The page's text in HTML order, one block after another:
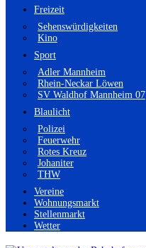
Freizeit
Sehenswürdigkeiten
Kino
Sport
Adler Mannheim
Rhein-Neckar Löwen
SV Waldhof Mannheim 07
Blaulicht
Polizei
Feuerwehr
Rotes Kreuz
Johaniter
THW
Vereine
Wohnungsmarkt
Stellenmarkt
Wetter